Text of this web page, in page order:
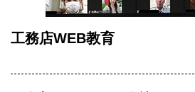
工務店WEB教育